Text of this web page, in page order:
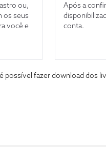
ou,
os seus
você e
Após a
conta.
fazer download dos